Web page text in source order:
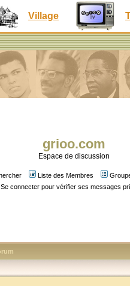
Village
grioo.com
Espace de discussion
Liste des Membres
Se connecter pour vérifier ses messages